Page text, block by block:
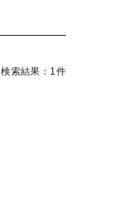
検索結果：1件